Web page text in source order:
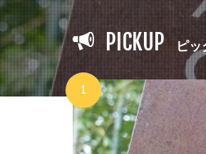
PICKUP ピッ